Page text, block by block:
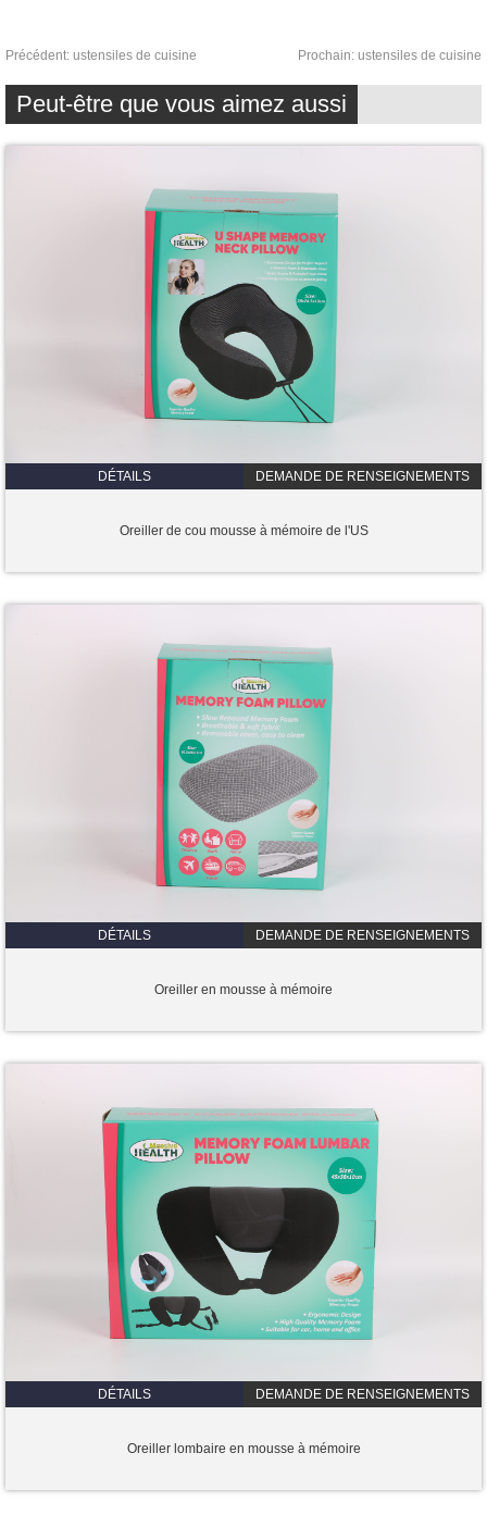
Précédent: ustensiles de cuisine Prochain: ustensiles de cuisine
Peut-être que vous aimez aussi
DÉTAILS DEMANDE DE RENSEIGNEMENTS
Oreiller de cou mousse à mémoire de l'US
DÉTAILS DEMANDE DE RENSEIGNEMENTS
Oreiller en mousse à mémoire
DÉTAILS DEMANDE DE RENSEIGNEMENTS
Oreiller lombaire en mousse à mémoire